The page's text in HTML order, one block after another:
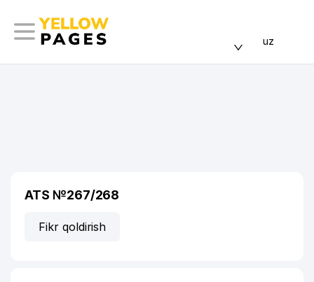
uz
ATS №267/268
Fikr qoldirish